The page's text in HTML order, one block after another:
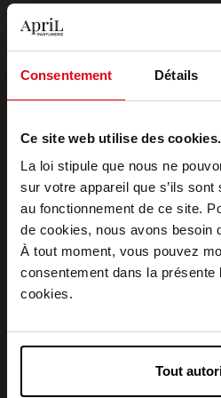
Consentement Détails
Ce site web utilise des cookies.
La loi stipule que nous ne
sur votre appareil que s’ils
au fonctionnement de ce site.
de cookies, nous avons besoin
À tout moment, vous pouvez
consentement dans la présente
cookies.
Tout
EAU DE PARFUM INTENSE
98,90 €
RABANNE
MILLION GOLD FOR HER
Eau de Parfum
Choisissez
April